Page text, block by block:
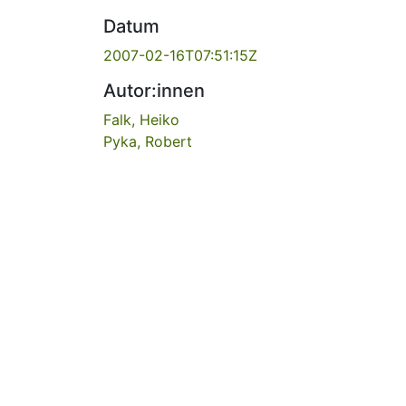
Datum
2007-02-16T07:51:15Z
Autor:innen
Falk, Heiko
Pyka, Robert